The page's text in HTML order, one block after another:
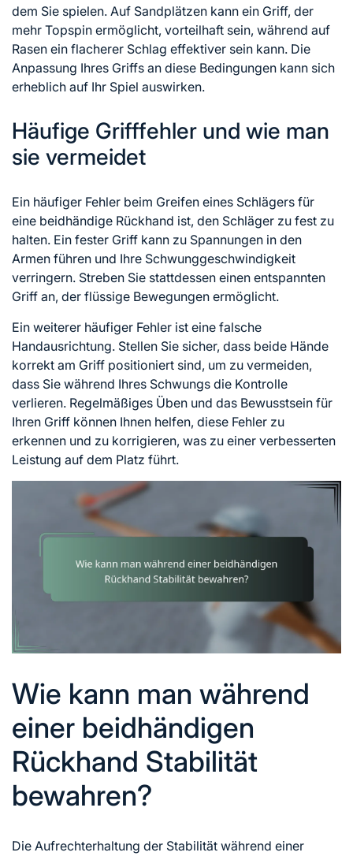
dem Sie spielen. Auf Sandplätzen kann ein Griff, der
mehr Topspin ermöglicht, vorteilhaft sein, während auf
Rasen ein flacherer Schlag effektiver sein kann. Die
Anpassung Ihres Griffs an diese Bedingungen kann sich
erheblich auf Ihr Spiel auswirken.
Häufige Grifffehler und wie man
sie vermeidet
Ein häufiger Fehler beim Greifen eines Schlägers für
eine beidhändige Rückhand ist, den Schläger zu fest zu
halten. Ein fester Griff kann zu Spannungen in den
Armen führen und Ihre Schwunggeschwindigkeit
verringern. Streben Sie stattdessen einen entspannten
Griff an, der flüssige Bewegungen ermöglicht.
Ein weiterer häufiger Fehler ist eine falsche
Handausrichtung. Stellen Sie sicher, dass beide Hände
korrekt am Griff positioniert sind, um zu vermeiden,
dass Sie während Ihres Schwungs die Kontrolle
verlieren. Regelmäßiges Üben und das Bewusstsein für
Ihren Griff können Ihnen helfen, diese Fehler zu
erkennen und zu korrigieren, was zu einer verbesserten
Leistung auf dem Platz führt.
Wie kann man während
einer beidhändigen
Rückhand Stabilität
bewahren?
Die Aufrechterhaltung der Stabilität während einer